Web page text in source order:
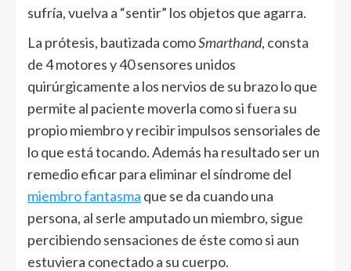
sufría, vuelva a “sentir” los objetos que agarra.
La prótesis, bautizada comoSmarthand, consta
de 4 motores y 40 sensores unidos
quirúrgicamente a los nervios de su brazo lo que
permite al paciente moverla como si fuera su
propio miembro y recibir impulsos sensoriales de
lo que está tocando. Además ha resultado ser un
remedio eficar para eliminar el síndrome del
miembro fantasma que se da cuando una
persona, al serle amputado un miembro, sigue
percibiendo sensaciones de éste como si aun
estuviera conectado a su cuerpo.